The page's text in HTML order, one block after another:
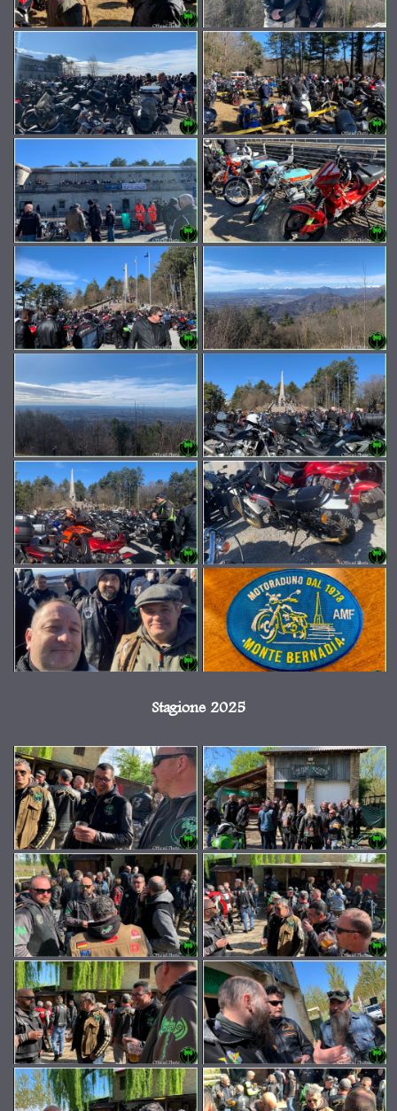
Stagione 2025